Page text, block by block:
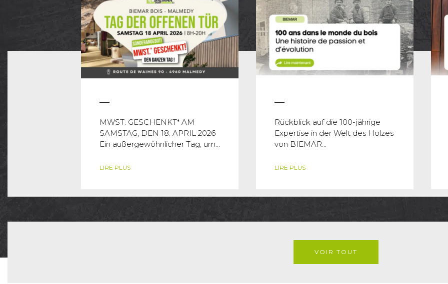
MWST. GESCHENKT* AM
SAMSTAG, DEN 18. APRIL 2026
Ein außergewöhnlicher Tag, um...
LIRE PLUS
Rückblick auf die 100-jährige
Expertise in der Welt des Holzes
von BIEMAR...
LIRE PLUS
VOIR TOUT